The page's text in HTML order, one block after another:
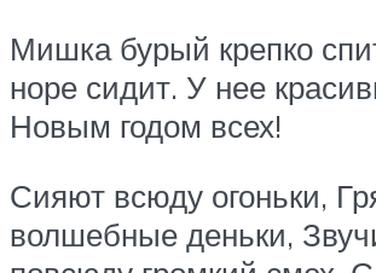
Мишка бурый крепко
норе сидит. У нее
Новым годом всех!
Сияют всюду огоньки,
волшебные деньки,